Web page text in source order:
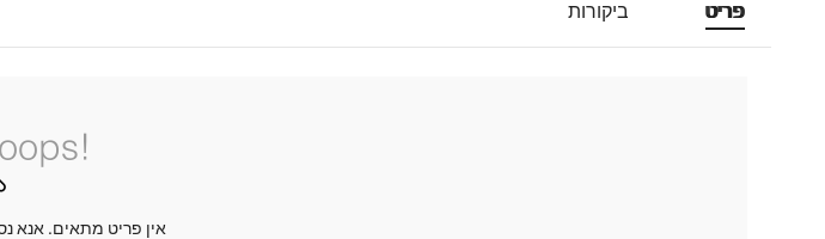
פריט ביקורות
אין פריט מתאים. אנא